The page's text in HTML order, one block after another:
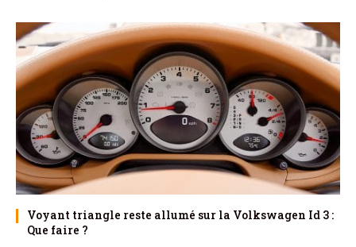
Voyant triangle reste allumé sur la Volkswagen Id 3 :
Que faire ?